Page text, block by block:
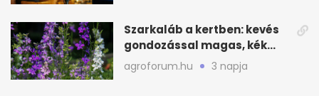
Szarkaláb a kertben: kevés
gondozással magas, kék
virágfalat ad
agroforum.hu 3 napja